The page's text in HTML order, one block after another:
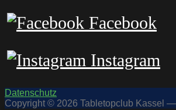
Facebook
Instagram
Datenschutz
Copyright © 2026 Tabletopclub Kassel